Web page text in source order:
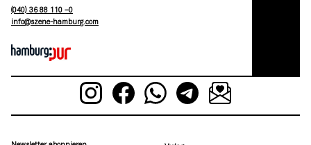
(040) 36 88 110 –0
moc.grubmah-enezs@ofni